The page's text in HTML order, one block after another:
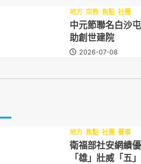
地方 宗教 焦點 社團
中元節聯名白沙
助創世建院
2026-07-08
地方 焦點 社團 賽事
衛福部社安網績
「雄」壯威「五」